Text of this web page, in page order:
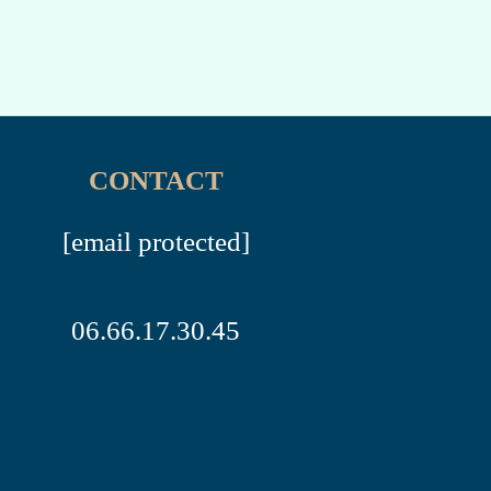
CONTACT
[email protected]
06.66.17.30.45